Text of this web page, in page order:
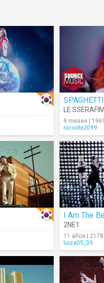
SPAGHETTI
LE SSERAFIM
9 meses |
nicoole2099
I Am The
2NE1
11 años |
luiza05_09